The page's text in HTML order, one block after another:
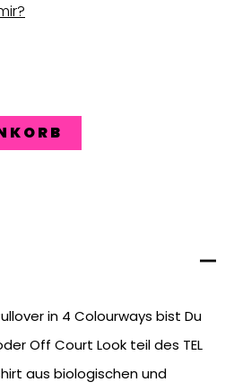
in 4 Colourways bist Du
Off Court Look teil des TEL
aus biologischen und